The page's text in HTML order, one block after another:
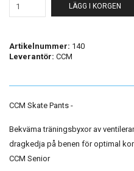
LÄGG I KORGEN
Artikelnummer: 140
Leverantör: CCM
CCM Skate Pants -
Bekväma träningsbyxor av
dragkedja på benen för optimal
CCM Senior